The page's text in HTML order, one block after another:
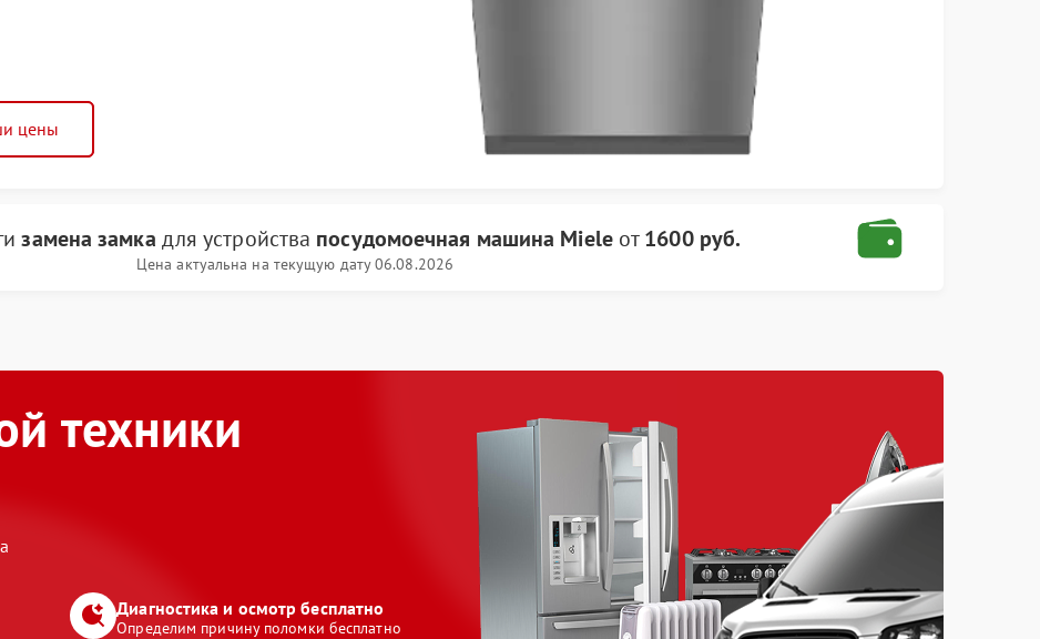
цены
замена замка для устройства посудомоечная машина Mieleот1600 руб.
Цена актуальна на текущую дату 06.08.2026
техники
Диагностика и осмотр бесплатно
Определим причину поломки бесплатно